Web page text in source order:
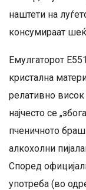
наштети на
консумираат
Емулгаторот
кристална
релативно висок
најчесто се
пченичното
алкохолни
Според
употреба (во